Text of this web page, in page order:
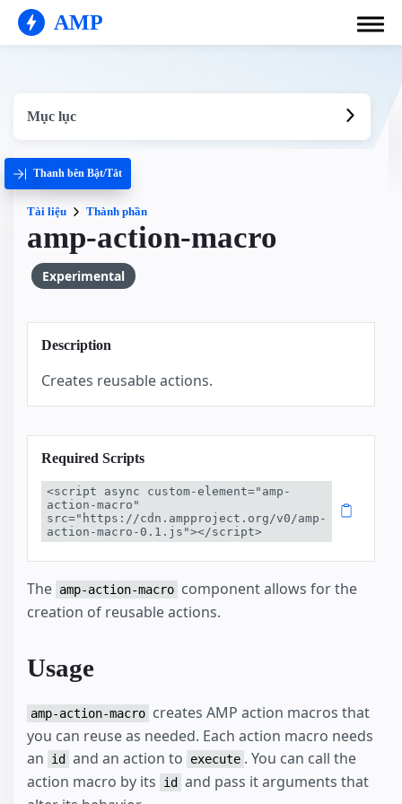
AMP
Mục lục
Thanh bên Bật/Tắt
Tài liệu Thành phần
amp-action-macro
Experimental
Description
Creates reusable actions.
Required Scripts
<script async custom-element="amp-
action-macro"
src="https://cdn.ampproject.org/v0/amp-
action-macro-0.1.js"></script>
The amp-action-macro component allows for the
creation of reusable actions.
Usage
amp-action-macro creates AMP action macros that
you can reuse as needed. Each action macro needs
an
id and an action to execute . You can call the
action macro by its
id
and pass it arguments that